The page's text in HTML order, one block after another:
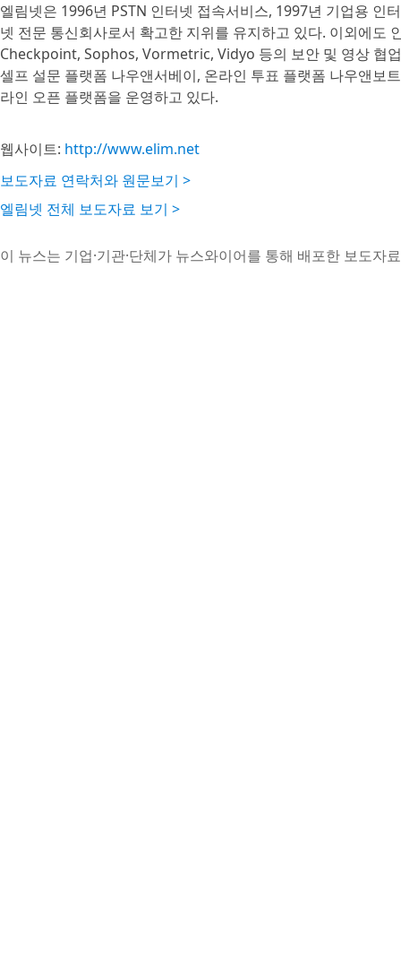
엘림넷은 1996년 PSTN 인터넷 접속서비스, 1997년 기업용 인
넷 전문 통신회사로서 확고한 지위를 유지하고 있다. 이외에도
Checkpoint, Sophos, Vormetric, Vidyo 등의 보안 및 영상 협
셀프 설문 플랫폼 나우앤서베이, 온라인 투표 플랫폼 나우앤보
라인 오픈 플랫폼을 운영하고 있다.
웹사이트: http://www.elim.net
보도자료 연락처와 원문보기 >
엘림넷 전체 보도자료 보기 >
이 뉴스는 기업·기관·단체가 뉴스와이어를 통해 배포한 보도자